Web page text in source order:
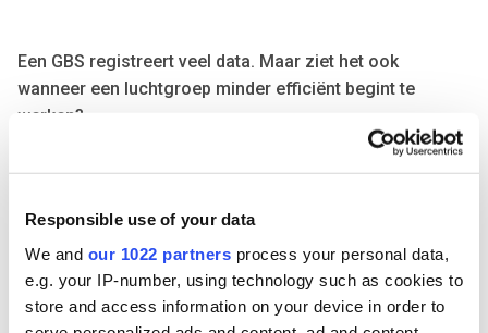
Responsible use of your data
We and our 1022 partners process your personal data,
e.g. your IP-number, using technology such as cookies to
store and access information on your device in order to
Een GBS registreert veel data. Maar ziet het ook
wanneer een luchtgroep minder efficiënt begint te
werken?
In de nieuwste editie vanInstallatie & Bouw Belgiëvertelt
installateurs helpen om problemen sneller op te sporen,
energieverbruik te verlagen en hun klanten nog beter te
ondersteunen.